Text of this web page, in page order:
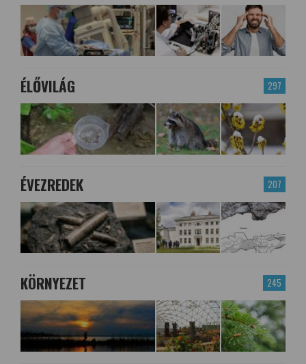
297
ÉLŐVILÁG
207
ÉVEZREDEK
245
KÖRNYEZET